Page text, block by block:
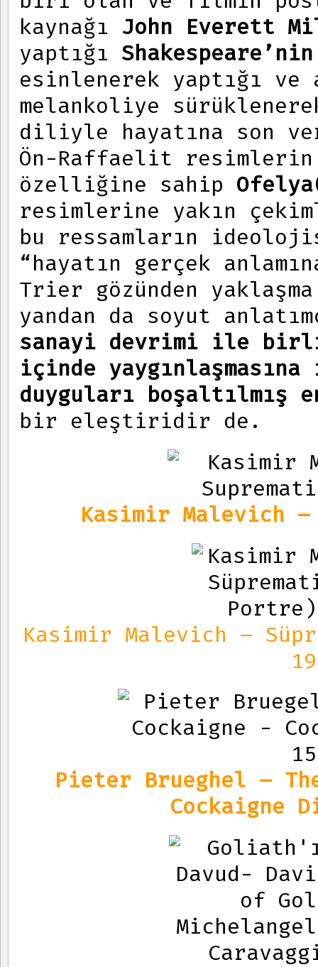
kaynağı John Everett
yaptığı Shakespeare’nin
esinlenerek yaptığı ve
melankoliye
diliyle hayatına son
Ön-Raffaelit
özelliğine sahip
resimlerine yakın
bu ressamların
“hayatın gerçek
Trier gözünden
yandan da soyut
sanayi devrimi ile
içinde
duyguları boşaltılmış
bir eleştiridir de.
Kasimir Malevich –
Kasimir Malevich –
Pieter Brueghel –
Cockaigne